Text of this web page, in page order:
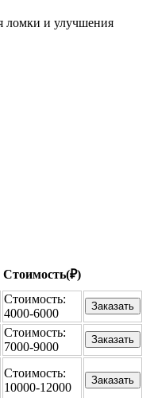
ломки и улучшения
Стоимость(₽)
Стоимость:
4000-6000
Заказать
Стоимость:
7000-9000
Заказать
Стоимость:
10000-12000
Заказать